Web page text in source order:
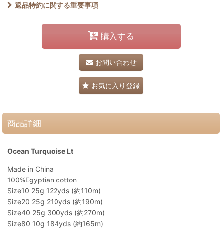
返品特約に関する重要事項
購入する
お問い合わせ
お気に入り登録
商品詳細
Ocean Turquoise Lt
Made in China
100%Egyptian cotton
Size10 25g 122yds (約110m)
Size20 25g 210yds (約190m)
Size40 25g 300yds (約270m)
Size80 10g 184yds (約165m)